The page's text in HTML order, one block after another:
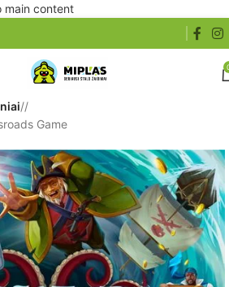
main content
dirbs tik iki 14 val., 08-07 d. fizinė
Atsiprašoime už nepatogumus! 🎲
/
Game